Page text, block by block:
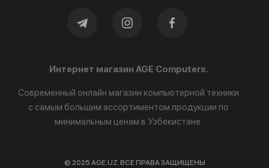
Интернет магазин AGE Computers.
Современный онлайн магазин компьютерной техники
с самым большим ассортиментом продукции по
минимальным ценам в Узбекистане.
© 2025 AGE.UZ. ВСЕ ПРАВА ЗАЩИЩЕНЫ